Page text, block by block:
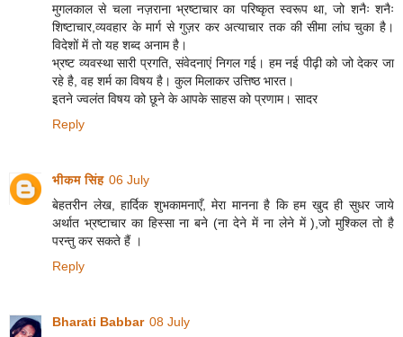
मुगलकाल से चला नज़राना भ्रष्टाचार का परिष्कृत स्वरूप था, जो शनैः शनैः
शिष्टाचार,व्यवहार के मार्ग से गुज़र कर अत्याचार तक की सीमा लांघ चुका है।
विदेशों में तो यह शब्द अनाम है।
भ्रष्ट व्यवस्था सारी प्रगति, संवेदनाएं निगल गई। हम नई पीढ़ी को जो देकर जा
रहे है, वह शर्म का विषय है। कुल मिलाकर उत्तिष्ठ भारत।
इतने ज्वलंत विषय को छूने के आपके साहस को प्रणाम। सादर
Reply
भीकम सिंह 06 July
बेहतरीन लेख, हार्दिक शुभकामनाएँ, मेरा मानना है कि हम खुद ही सुधर जाये
अर्थात भ्रष्टाचार का हिस्सा ना बने (ना देने में ना लेने में ),जो मुश्किल तो है
परन्तु कर सकते हैं ।
Reply
Bharati Babbar 08 July